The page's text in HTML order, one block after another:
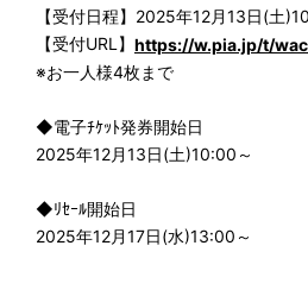
【受付日程】2025年12月13日(土
【受付URL】 https://w.pia.jp/t/
※お一人様4枚まで
◆電子ﾁｹｯﾄ発券開始日
2025年12月13日(土)10:00～
◆ﾘｾｰﾙ開始日
2025年12月17日(水)13:00～